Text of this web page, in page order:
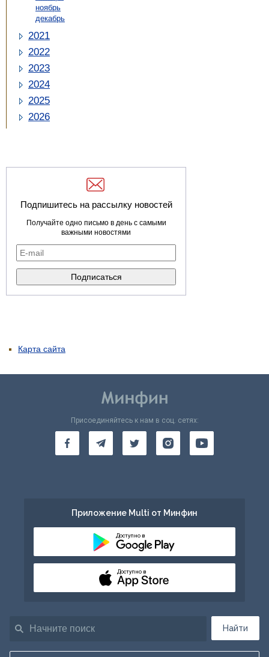
ноябрь
декабрь
2021
2022
2023
2024
2025
2026
Подпишитесь на рассылку новостей
Получайте одно письмо в день с самыми
важными новостями
Карта сайта
Найти
Присоединяйтесь к нам в соц. сетях:
Приложение Multi от Минфин
Доступно в
Доступно в